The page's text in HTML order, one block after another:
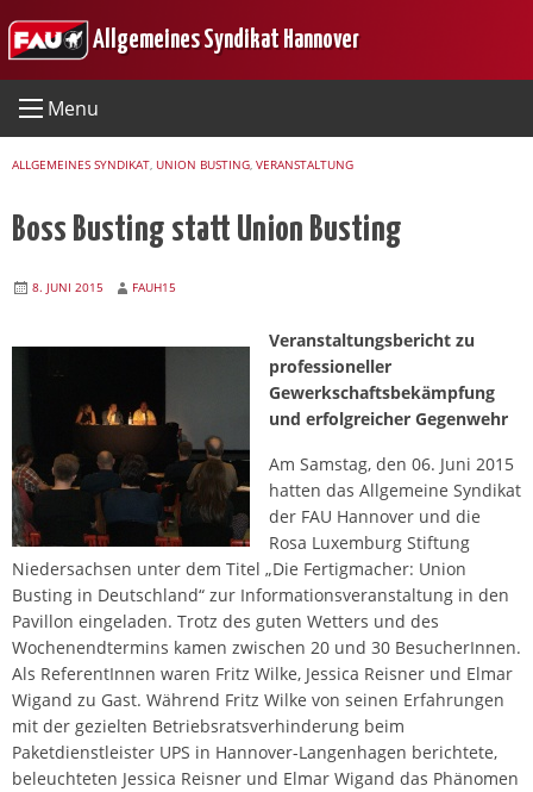
to
Allgemeines Syndikat Hannover
Menu
ALLGEMEINES SYNDIKAT, UNION BUSTING, VERANSTALTUNG
Boss Busting statt Union Busting
8. JUNI 2015 FAUH15
Veranstaltungsbericht zu
professioneller
Gewerkschaftsbekämpfung
und erfolgreicher Gegenwehr
Am Samstag, den 06. Juni 2015
hatten das Allgemeine Syndikat
der FAU Hannover und die
Rosa Luxemburg Stiftung
Niedersachsen unter dem Titel „Die Fertigmacher: Union
Busting in Deutschland“ zur Informationsveranstaltung in den
Pavillon eingeladen. Trotz des guten Wetters und des
Wochenendtermins kamen zwischen 20 und 30 BesucherInnen.
Als ReferentInnen waren Fritz Wilke, Jessica Reisner und Elmar
Wigand zu Gast. Während Fritz Wilke von seinen Erfahrungen
mit der gezielten Betriebsratsverhinderung beim
Paketdienstleister UPS in Hannover-Langenhagen berichtete,
beleuchteten Jessica Reisner und Elmar Wigand das Phänomen